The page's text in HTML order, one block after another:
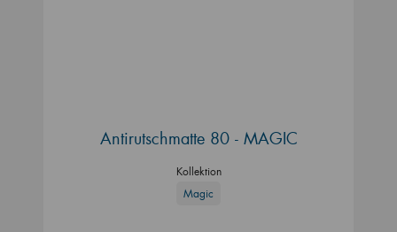
Antirutschmatte 80 - MAGIC
Kollektion
Magic